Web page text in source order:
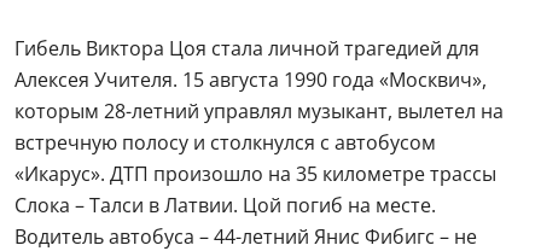
Гибель Виктора Цоя стала личной трагедией для
Алексея Учителя. 15 августа 1990 года «Москвич»,
которым 28-летний управлял музыкант, вылетел на
встречную полосу и столкнулся с автобусом
«Икарус». ДТП произошло на 35 километре трассы
Слока – Талси в Латвии. Цой погиб на месте.
Водитель автобуса – 44-летний Янис Фибигс – не